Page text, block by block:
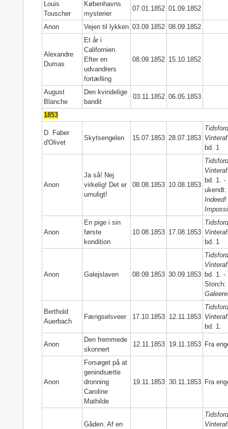
Louis
Touscher
Københavns
mysterier
07.01.1852 01.09.1852
Anon Vejen til lykken 03.09.1852 08.09.1852
Alexandre
Dumas
Et år i
Californien.
Efter en
udvandrers
fortælling
08.09.1852 15.10.1852
August
Blanche
Den kvindelige
bandit
03.11.1852 06.05.1853
1853
D. Faber
d'Olivet
Skytsengelen 15.07.1853 28.07.1853
bd. 1
Anon
Ja så! Nej
virkelig! Det er
umuligt!
08.08.1853 10.08.1853
bd. 1. -
Indeed!
Anon
En pige i sin
første
kondition
10.08.1853 17.08.1853
bd. 1
Anon Galejslaven 08.09.1853 30.09.1853 bd. 1. -
Storch:
Berthold
Auerbach
Fængselsveer 17.10.1853 12.11.1853
bd. 1.
Anon
Den fremmede
skonnert
12.11.1853 19.11.1853 Fra
Anon
Forsøget på at
genindsætte
dronning
Caroline
Mathilde
19.11.1853 30.11.1853 Fra
Gåden. Af en